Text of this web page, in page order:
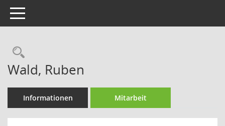
Toggle navigation
Rechercheauswahl
Wald, Ruben
Informationen Mitarbeit